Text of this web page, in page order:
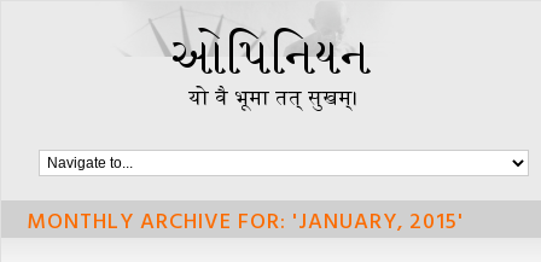
MONTHLY ARCHIVE FOR: 'JANUARY, 2015'